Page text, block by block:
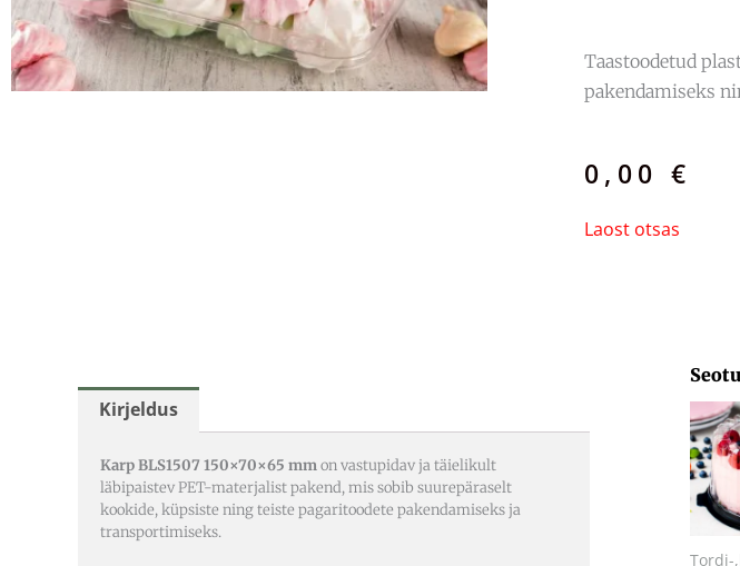
Taastoodetud
pakendamiseks
0,00 €
Laost otsas
Kirjeldus
Karp BLS1507 150×70×65 mmon vastupidav ja täielikult
läbipaistev PET-materjalist pakend, mis sobib suurepäraselt
kookide, küpsiste ning teiste pagaritoodete pakendamiseks ja
transportimiseks.
Tordi-